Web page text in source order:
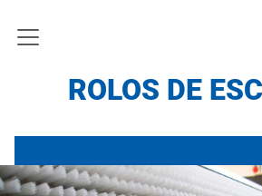
ROLOS DE